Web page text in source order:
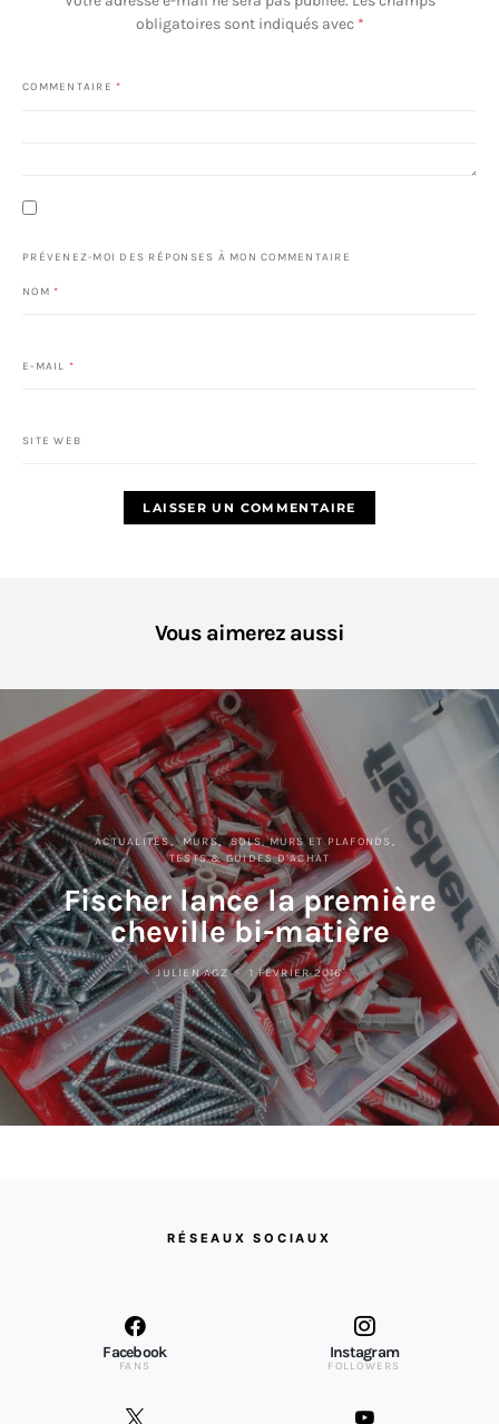
obligatoires sont indiqués avec *
COMMENTAIRE *
PRÉVENEZ-MOI DES RÉPONSES À MON COMMENTAIRE
NOM *
E-MAIL *
SITE WEB
Vous aimerez aussi
ACTUALITÉS MURS
SOLS, MURS ET PLAFONDS
TESTS & GUIDES D’ACHAT
Fischer lance la première
cheville bi-matière
JULIEN AGZ 1 FÉVRIER 2016
RÉSEAUX SOCIAUX
Facebook
FANS
Instagram
FOLLOWERS